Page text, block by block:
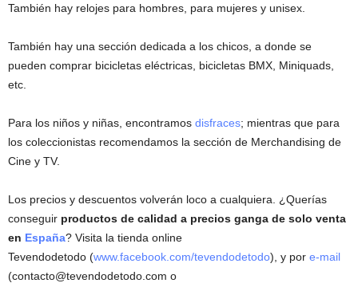
También hay relojes para hombres, para mujeres y unisex.
También hay una sección dedicada a los chicos, a donde se
pueden comprar bicicletas eléctricas, bicicletas BMX, Miniquads,
etc.
Para los niños y niñas, encontramos disfraces; mientras que para
los coleccionistas recomendamos la sección de Merchandising de
Cine y TV.
Los precios y descuentos volverán loco a cualquiera. ¿Querías
conseguir productos de calidad a precios ganga de solo venta
en España? Visita la tienda online
Tevendodetodo (www.facebook.com/tevendodetodo), y por e-mail
(contacto@tevendodetodo.com o